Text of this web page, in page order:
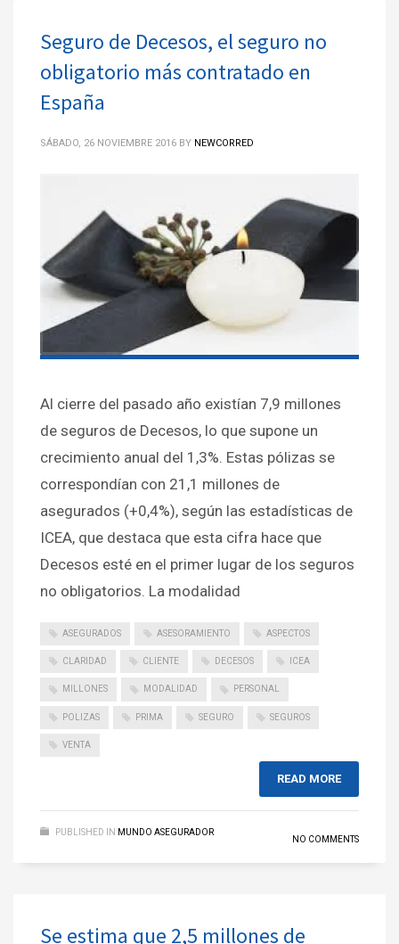
Seguro de Decesos, el seguro no
obligatorio más contratado en
España
SÁBADO, 26 NOVIEMBRE 2016 BY NEWCORRED
Al cierre del pasado año existían 7,9 millones
de seguros de Decesos, lo que supone un
crecimiento anual del 1,3%. Estas pólizas se
correspondían con 21,1 millones de
asegurados (+0,4%), según las estadísticas de
ICEA, que destaca que esta cifra hace que
Decesos esté en el primer lugar de los seguros
no obligatorios. La modalidad
ASEGURADOS ASESORAMIENTO ASPECTOS
CLARIDAD CLIENTE DECESOS ICEA
MILLONES MODALIDAD PERSONAL
POLIZAS PRIMA SEGURO SEGUROS
VENTA
READ MORE
PUBLISHED IN MUNDO ASEGURADOR
NO COMMENTS
Se estima que 2,5 millones de